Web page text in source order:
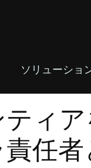
ソリューショ
ィ
任